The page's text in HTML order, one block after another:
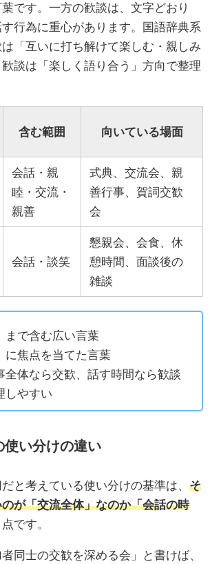
です。一方の歓談は、文字どおり
す行為に重心があります。国語辞典系
「互いに打ち解けて楽しむ・親しみ
談は「楽しく語り合う」方向で整理
含む範囲 向いている場面
会話・親
睦・交流・
親善
式典、交流会、親
善行事、賀詞交歓
会
会話・談笑
懇親会、会食、休
憩時間、面談後の
雑談
まで含む広い言葉
に焦点を当てた言葉
全体なら交歓、話す時間なら歓談
しやすい
使い分けの違い
と考えている使い分けの基準は、 そ
が「交流全体」なのか「会話の時
です。
同士の交歓を深める会」と書けば、